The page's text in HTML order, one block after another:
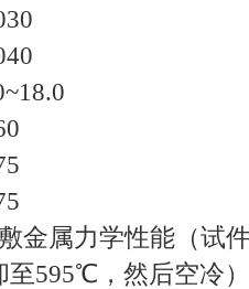
金属力学性能（试
至595℃，然后空冷）